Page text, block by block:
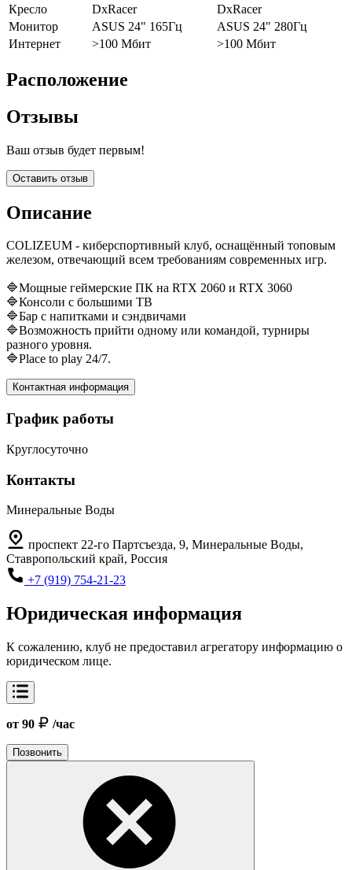
Кресло
DxRacer
DxRacer
Монитор
ASUS 24" 165Гц
ASUS 24" 280Гц
Интернет
>100 Мбит >100 Мбит
Расположение
Отзывы
Ваш отзыв будет первым!
Оставить отзыв
Описание
COLIZEUM - киберспортивный клуб, оснащённый топовым
железом, отвечающий всем требованиям современных игр.
🔷Мощные геймерские ПК на RTX 2060 и RTX 3060
🔷Консоли с большими ТВ
🔷Бар с напитками и сэндвичами
🔷Возможность прийти одному или командой, турниры
разного уровня.
🔷Place to play 24/7.
Контактная информация
График работы
Круглосуточно
Контакты
Минеральные Воды
проспект 22-го Партсъезда, 9, Минеральные Воды,
Ставропольский край, Россия
+7 (919) 754-21-23
Юридическая информация
К сожалению, клуб не предоставил агрегатору информацию о
юридическом лице.
от 90 /час
Позвонить